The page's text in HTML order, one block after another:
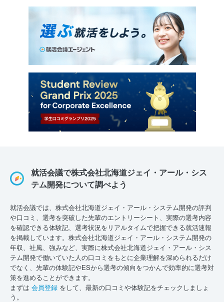
就活会議で株式会社北海道ジェイ・アール・シス
テム開発について調べよう
就活会議では、株式会社北海道ジェイ・アール・システム開発の評判
や口コミ、選考を突破した先輩のエントリーシート、実際の選考内容
を確認できる体験記、選考状況をリアルタイムで把握できる就活速報
を掲載しています。株式会社北海道ジェイ・アール・システム開発の
年収、社風、強みなど、実際に株式会社北海道ジェイ・アール・シス
テム開発で働いていた人の口コミをもとに企業理解を深められるだけ
でなく、先輩の体験記やESから選考の傾向をつかんで効率的に選考対
策を進めることができます。
まずは 会員登録 をして、最新の口コミや体験記をチェックしましょ
う。